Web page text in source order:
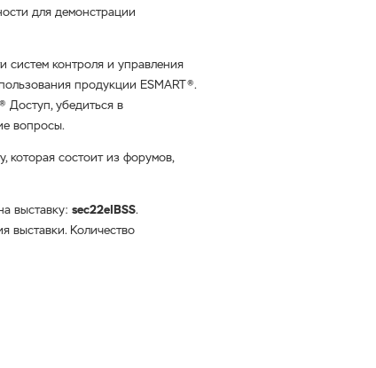
для демонстрации
контроля и управления
продукции ESMART®.
Доступ, убедиться в
вопросы.
состоит из форумов,
выставку: sec22eIBSS.
выставки. Количество